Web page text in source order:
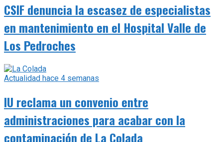
CSIF denuncia la escasez de especialistas
en mantenimiento en el Hospital Valle de
Los Pedroches
Actualidad hace 4 semanas
IU reclama un convenio entre
administraciones para acabar con la
contaminación de La Colada